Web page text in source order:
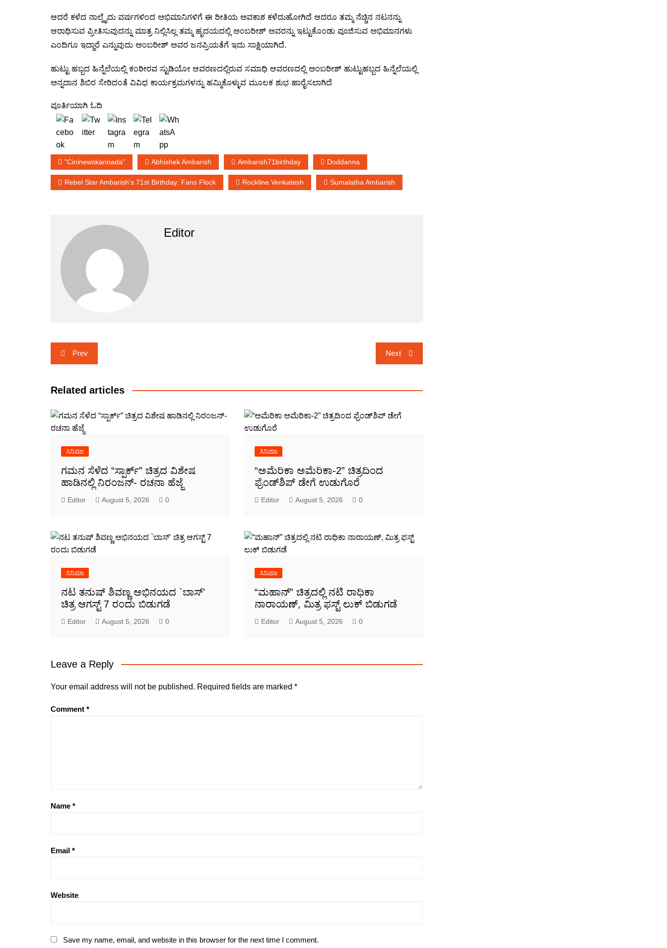
ಆದರೆ ಕಳೆದ ನಾಲ್ಕೈದು ವರ್ಷಗಳಿಂದ ಅಭಿಮಾನಿಗಳಿಗೆ ಈ ರೀತಿಯ ಅವಕಾಶ ಕಳೆದುಹೋಗಿದೆ ಆದರೂ ತಮ್ಮ ನೆಚ್ಚಿನ ನಟನನ್ನು
ಆರಾಧಿಸುವ ಪ್ರೀತಿಸುವುದನ್ನು ಮಾತ್ರ ನಿಲ್ಲಿಸಿಲ್ಲ ತಮ್ಮ ಹೃದಯದಲ್ಲಿ ಅಂಬರೀಶ್ ಅವರನ್ನು ಇಟ್ಟುಕೊಂಡು ಪೂಜಿಸುವ ಅಭಿಮಾನಗಳು
ಎಂದಿಗೂ ಇದ್ದಾರೆ ಎನ್ನುವುದು ಅಂಬರೀಶ್ ಅವರ ಜನಪ್ರಿಯತೆಗೆ ಇದು ಸಾಕ್ಷಿಯಾಗಿದೆ.
ಹುಟ್ಟು ಹಬ್ಬದ ಹಿನ್ನೆಲೆಯಲ್ಲಿ ಕಂಠೀರವ ಸ್ಟುಡಿಯೋ ಆವರಣದಲ್ಲಿರುವ ಸಮಾಧಿ ಆವರಣದಲ್ಲಿ ಅಂಬರೀಶ್ ಹುಟ್ಟುಹಬ್ಬದ ಹಿನ್ನೆಲೆಯಲ್ಲಿ
ಅನ್ನದಾನ ಶಿಬಿರ ಸೇರಿದಂತೆ ವಿವಿಧ ಕಾರ್ಯಕ್ರಮಗಳನ್ನು ಹಮ್ಮಿಕೊಳ್ಳುವ ಮೂಲಕ ಶುಭ ಹಾರೈಸಲಾಗಿದೆ
ಪೂರ್ತಿಯಾಗಿ ಓದಿ
"cininewskannada" Abhishek Ambarish Ambarish71birthday Doddanna
Rebel Star Ambarish's 71st Birthday: Fans Flock Rockline Venkatesh Sumalatha Ambarish
Editor
Post
navigation
Prev Next
Related articles
ಸಿನಿಮಾ
ಗಮನ ಸೆಳೆದ “ಸ್ಪಾರ್ಕ್” ಚಿತ್ರದ ವಿಶೇಷ
ಹಾಡಿನಲ್ಲಿ ನಿರಂಜನ್- ರಚನಾ ಹೆಜ್ಜೆ
Editor August 5, 2026 0
ಸಿನಿಮಾ
“ಅಮೆರಿಕಾ ಅಮೆರಿಕಾ-2” ಚಿತ್ರದಿಂದ
ಫ್ರೆಂಡ್‍ಶಿಪ್ ಡೇಗೆ ಉಡುಗೊರೆ
Editor August 5, 2026 0
ಸಿನಿಮಾ
ನಟ ತನುಷ್ ಶಿವಣ್ಣ ಅಭಿನಯದ `ಬಾಸ್’
ಚಿತ್ರ ಆಗಸ್ಟ್ 7 ರಂದು ಬಿಡುಗಡೆ
Editor August 5, 2026 0
ಸಿನಿಮಾ
“ಮಹಾನ್” ಚಿತ್ರದಲ್ಲಿ ನಟಿ ರಾಧಿಕಾ
ನಾರಾಯಣ್, ಮಿತ್ರ ಫಸ್ಟ್ ಲುಕ್ ಬಿಡುಗಡೆ
Editor August 5, 2026 0
Leave a Reply
Your email address will not be published. Required fields are marked *
Comment *
Name *
Email *
Website
Save my name, email, and website in this browser for the next time I comment.